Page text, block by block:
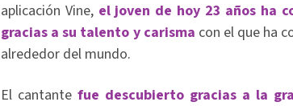
aplicación Vine,el joven de hoy 23 años ha
gracias a su talento y carisma con el que ha
alrededor del mundo.
El cantante fue descubierto gracias a la